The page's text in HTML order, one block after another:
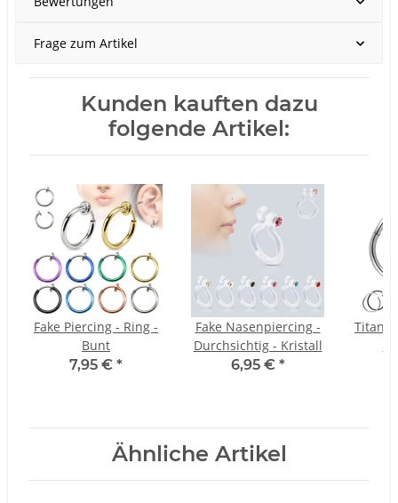
Frage zum Artikel
Kunden kauften dazu
folgende Artikel:
Fake Piercing - Ring -
Bunt
7,95 € *
Fake Nasenpiercing -
Durchsichtig - Kristall
6,95 € *
Titan
Ähnliche Artikel